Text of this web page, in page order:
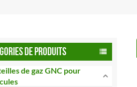
DE PRODUITS
de gaz GNC pour